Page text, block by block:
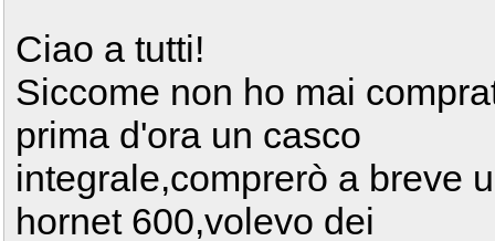
Ciao a tutti!
Siccome non ho mai
prima d'ora un casco
integrale,comprerò a breve
hornet 600,volevo dei